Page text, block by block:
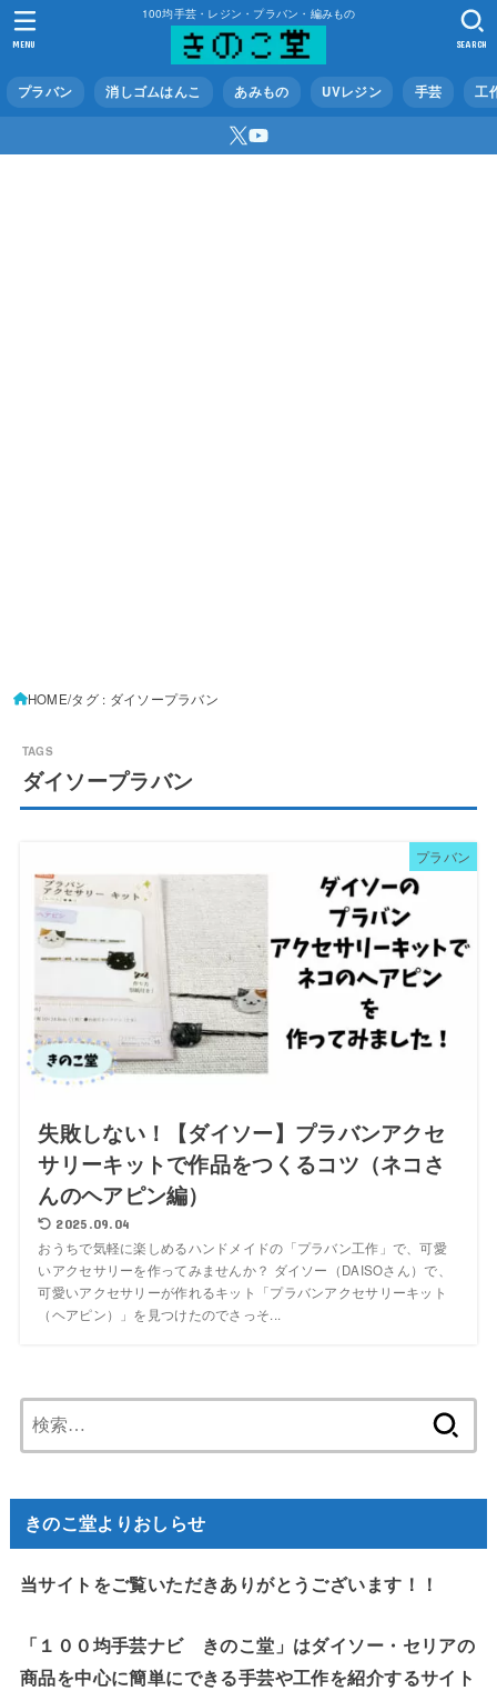
100均手芸・レジン・プラバン・編みもの
プラバン 消しゴムはんこ あみもの UVレジン 手芸 工
SEARCH
MENU
HOME タグ : ダイソープラバン
ダイソープラバン
プラバン
失敗しない！【ダイソー】プラバンアクセ
サリーキットで作品をつくるコツ（ネコさ
んのヘアピン編）
2025.09.04
おうちで気軽に楽しめるハンドメイドの「プラバン工作」で、可愛
いアクセサリーを作ってみませんか？ ダイソー（DAISOさん）で、
可愛いアクセサリーが作れるキット「プラバンアクセサリーキット
（ヘアピン）」を見つけたのでさっそ...
索:
きのこ堂よりおしらせ
当サイトをご覧いただきありがとうございます！！
「１００均手芸ナビ きのこ堂」はダイソー・セリアの
商品を中心に簡単にできる手芸や工作を紹介するサイト